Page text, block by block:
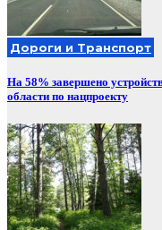
Дороги и Транспорт
На 58% завершено
области по нацпроекту